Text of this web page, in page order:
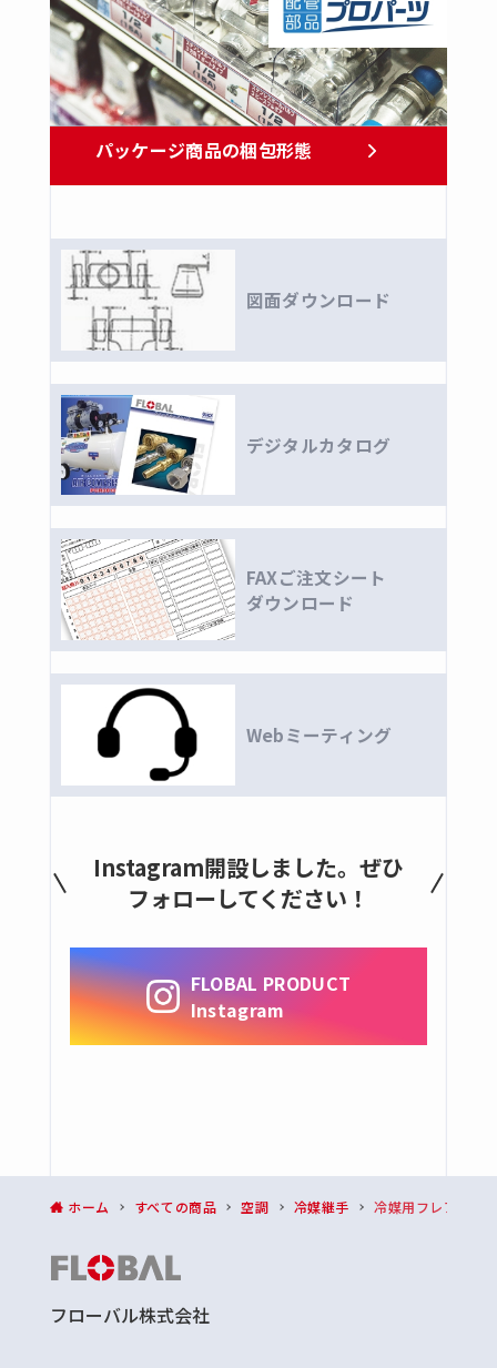
ホースアダプター
高圧フランジ
全ての商品
角フランジ
銅管継手・バルブ
全ての商品
リングジョイント
フレアージョイント(一般機械用)
黄銅製ねじ込み継手
全ての商品
黄銅製ねじ込み継手
黄銅製バルブ
全ての商品
ボールバルブ
ゲート
コンパクトボールバルブ
黄銅製コック
ニードルバルブ
銅管用くい込み継手
全ての商品
銅管用くい込み継手(B型)
給水・給湯、排水用継手
フレキ管・継手
全ての商品
フレキパイプ
フレキパイプ用継手
銅管継手
冷媒用ロー付け銅継手
水栓継手
パッケージ商品の梱包形態
図面ダウンロード
デジタルカタログ
FAXご注文シート
ダウンロード
Webミーティング
Instagram開設しました。ぜひ
フォローしてください！
FLOBAL PRODUCT
Instagram
ホーム すべての商品 空調 冷媒継手 冷媒用フレアージ
フローバル株式会社